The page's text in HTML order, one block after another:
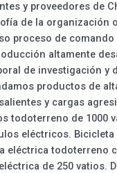
y proveedores de
de la organización
proceso de comando
altamente
de investigación y
productos de
y cargas
todoterreno de 1000
eléctricos.
eléctrica todoterreno
de 250 vatios.